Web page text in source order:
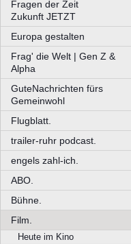
Fragen der Zeit
Zukunft JETZT
Europa gestalten
Frag' die Welt | Gen Z &
Alpha
GuteNachrichten fürs
Gemeinwohl
Flugblatt.
trailer-ruhr podcast.
engels zahl-ich.
ABO.
Bühne.
Film.
Heute im Kino